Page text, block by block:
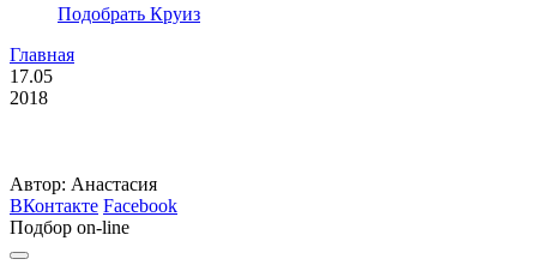
Подобрать Круиз
Главная
17.05
2018
Автор: Анастасия
ВКонтакте Facebook
Подбор on-line